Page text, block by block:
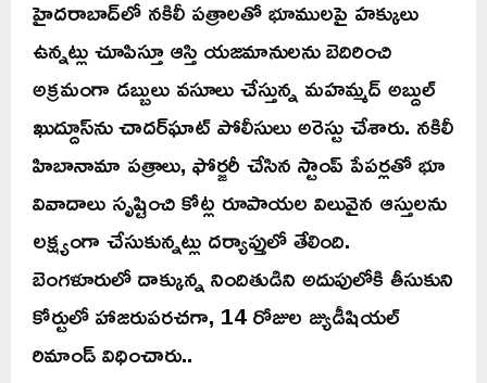
హైదరాబాద్‌లో నకిలీ పత్రాలతో భూములపై హక్కులు
ఉన్నట్లు చూపిస్తూ ఆస్తి యజమానులను బెదిరించి
అక్రమంగా డబ్బులు వసూలు చేస్తున్న మహమ్మద్ అబ్దుల్
ఖుద్దూస్‌ను చాదర్‌ఘాట్ పోలీసులు అరెస్టు చేశారు. నకిలీ
హిబానామా పత్రాలు, ఫోర్జరీ చేసిన స్టాంప్ పేపర్లతో భూ
వివాదాలు సృష్టించి కోట్ల రూపాయల విలువైన ఆస్తులను
లక్ష్యంగా చేసుకున్నట్లు దర్యాప్తులో తేలింది.
బెంగళూరులో దాక్కున్న నిందితుడిని అదుపులోకి తీసుకుని
కోర్టులో హాజరుపరచగా, 14 రోజుల జ్యుడీషియల్
రిమాండ్ విధించారు..